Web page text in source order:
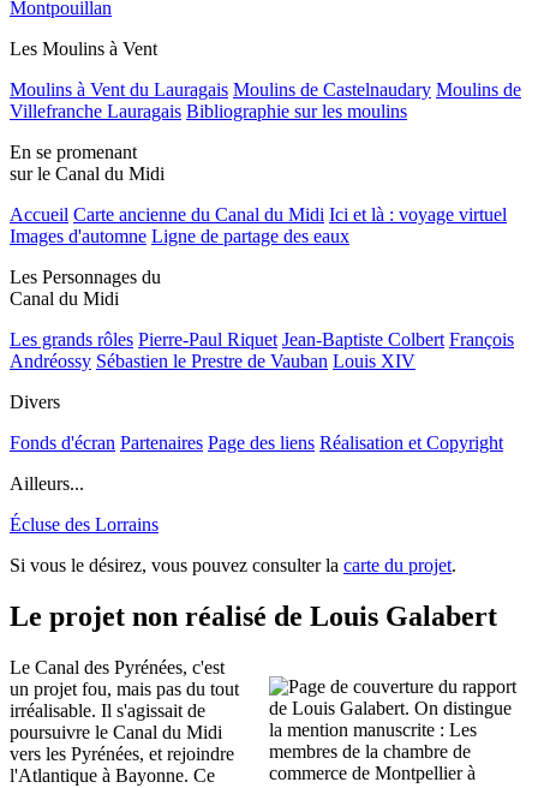
Montpouillan
Les Moulins à Vent
Moulins à Vent du Lauragais Moulins de Castelnaudary Moulins de
Villefranche Lauragais Bibliographie sur les moulins
En se promenant
sur le Canal du Midi
Accueil Carte ancienne du Canal du Midi Ici et là : voyage virtuel
Images d'automne Ligne de partage des eaux
Les Personnages du
Canal du Midi
Les grands rôles Pierre-Paul Riquet Jean-Baptiste Colbert François
Andréossy Sébastien le Prestre de Vauban Louis XIV
Divers
Fonds d'écran Partenaires Page des liens Réalisation et Copyright
Ailleurs...
Écluse des Lorrains
Si vous le désirez, vous pouvez consulter la carte du projet.
Le projet non réalisé de Louis Galabert
Le Canal des Pyrénées, c'est
un projet fou, mais pas du tout
irréalisable. Il s'agissait de
poursuivre le Canal du Midi
vers les Pyrénées, et rejoindre
l'Atlantique à Bayonne. Ce